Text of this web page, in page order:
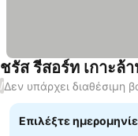
ชรัส รีสอร์ท เกาะล้
/Δεν υπάρχει διαθέσιμη
Επιλέξτε